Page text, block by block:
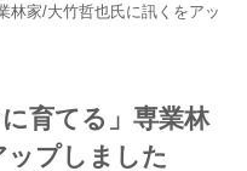
林家/大竹哲也氏に訊くをアッ
育てる」専業林
ップしました